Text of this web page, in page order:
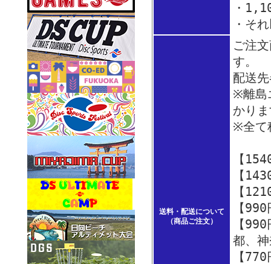
・
・そ
送料・配送について
（商品ご注文）
ご注
す。
配送
※離島
かり
※全て
【
【
【
【
【
都、
【